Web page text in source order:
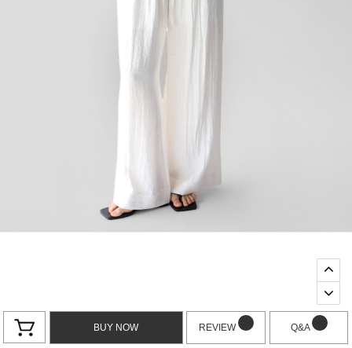
BUY NOW REVIEW Q&A